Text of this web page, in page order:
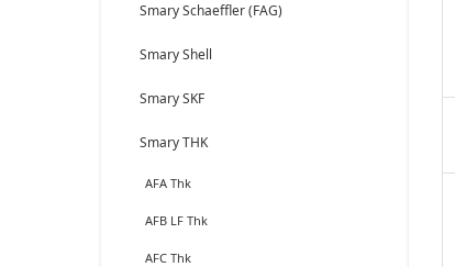
Smary Schaeffler (FAG)
Smary Shell
Smary SKF
Smary THK
AFA Thk
AFB LF Thk
AFC Thk